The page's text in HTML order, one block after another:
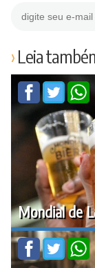
Leia
Mondial de